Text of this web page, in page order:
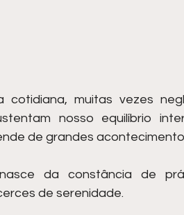
cotidiana, muitas vezes
nosso equilíbrio
de grandes
da constância de
de serenidade.